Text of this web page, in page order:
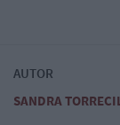
AUTOR
SANDRA